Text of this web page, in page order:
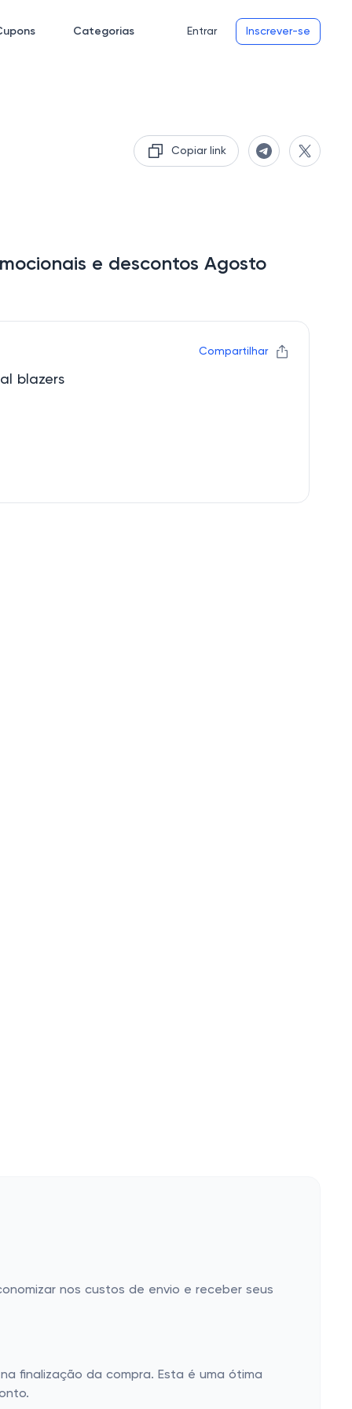
Categorias Entrar Inscrever-se
Copiar link
e descontos Agosto
Compartilhar
blazers
nos custos de envio e receber seus
finalização da compra. Esta é uma ótima